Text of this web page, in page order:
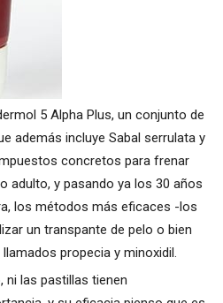
5 Alpha Plus, un conjunto de
además incluye Sabal serrulata y
concretos para frenar
adulto, y pasando ya los 30 años
los métodos más eficaces -los
un transpante de pelo o bien
propecia y minoxidil.
ni las pastillas tienen